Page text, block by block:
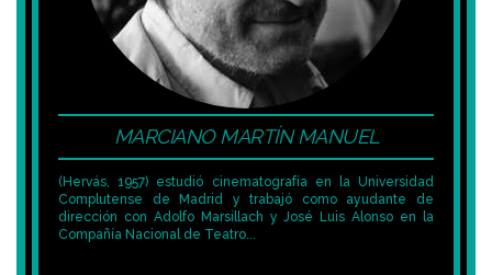
MARCIANO MARTÍN MANUEL
(Hervás, 1957) estudió cinematografía en la Universidad
Complutense de Madrid y trabajó como ayudante de
dirección con Adolfo Marsillach y José Luis Alonso en la
Compañía Nacional de Teatro...